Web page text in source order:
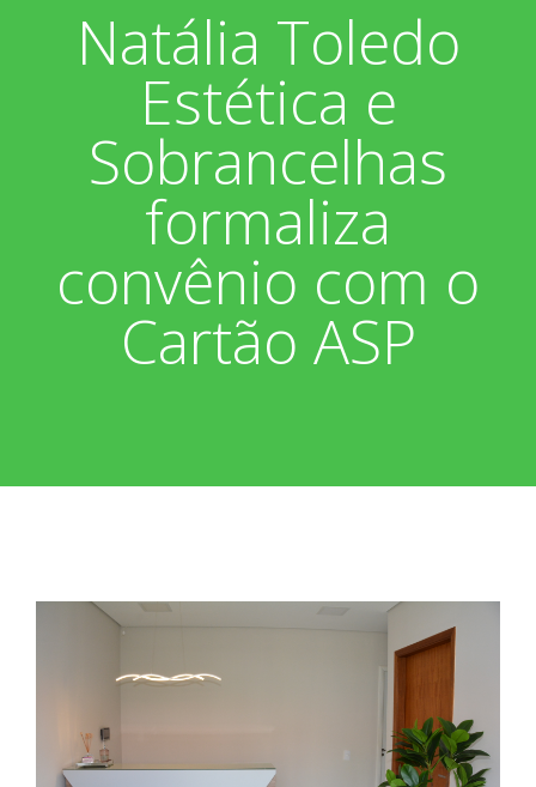
Fotos
Notícias
Vídeos
Associados
Aniversariantes
Boletim Informativo
Extrato do Cartão ASP
Nossos Convênios
Sobre
Diretoria
Nossa História
Natália Toledo
Estética e
Sobrancelhas
formaliza
convênio com o
Cartão ASP